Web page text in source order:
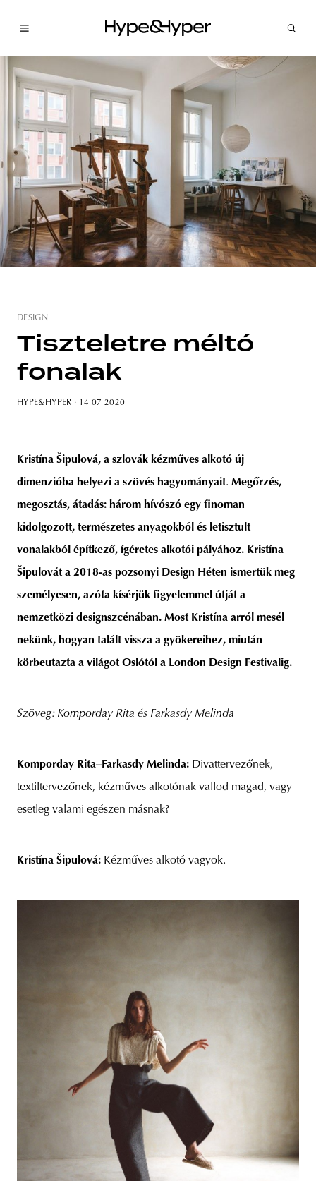
DESIGN
Tiszteletre méltó
fonalak
HYPE&HYPER · 14 07 2020
Kristína Šipulová, a szlovák kézműves alkotó új
dimenzióba helyezi a szövés hagyományait. Megőrzés,
megosztás, átadás: három hívószó egy finoman
kidolgozott, természetes anyagokból és letisztult
vonalakból építkező, ígéretes alkotói pályához. Kristína
Šipulovát a 2018-as pozsonyi Design Héten ismertük meg
személyesen, azóta kísérjük figyelemmel útját a
nemzetközi designszcénában. Most Kristína arról mesél
nekünk, hogyan talált vissza a gyökereihez, miután
körbeutazta a világot Oslótól a London Design Festivalig.
Szöveg: Komporday Rita és Farkasdy Melinda
Komporday Rita–Farkasdy Melinda: Divattervezőnek,
textiltervezőnek, kézműves alkotónak vallod magad, vagy
esetleg valami egészen másnak?
Kristína Šipulová: Kézműves alkotó vagyok.